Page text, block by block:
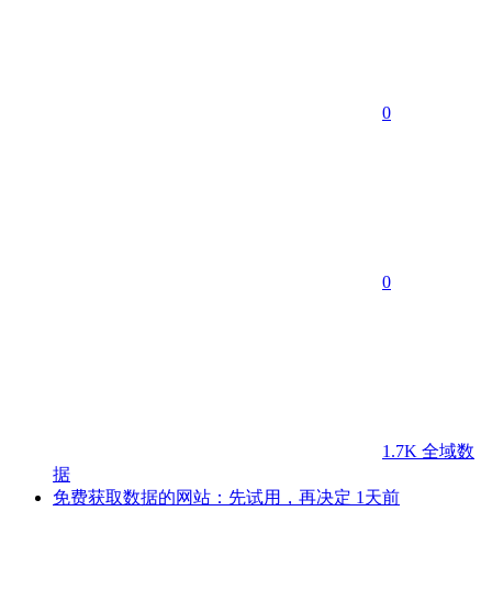
0
0
1.7K 全域数
据
免费获取数据的网站：先试用，再决定 1天前